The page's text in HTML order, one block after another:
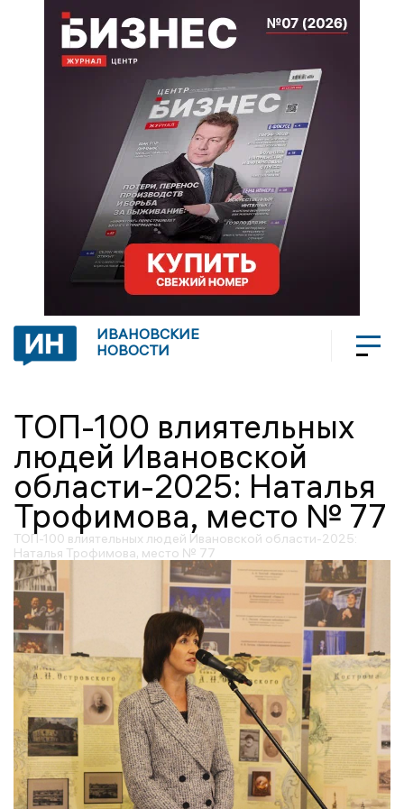
ИВАНОВСКИЕ
НОВОСТИ
ТОП-100 влиятельных
людей Ивановской
области-2025: Наталья
Трофимова, место № 77
ТОП-100 влиятельных людей Ивановской области-2025:
Наталья Трофимова, место № 77